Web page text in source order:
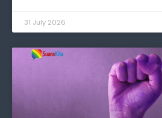
31 July 2026